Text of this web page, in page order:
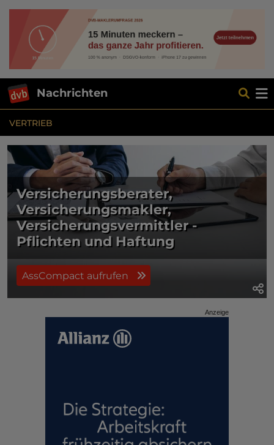
Nachrichten
VERTRIEB
Versicherungsberater,
Versicherungsmakler,
Versicherungsvermittler -
Pflichten und Haftung
AssCompact aufrufen
Anzeige